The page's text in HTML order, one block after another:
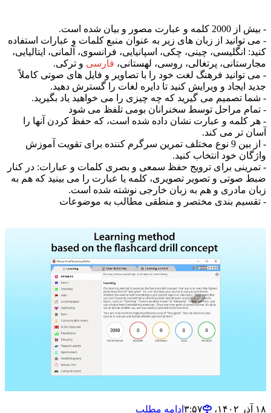
- بیش از 2000 کلمه و عبارت مصور و بیان شده است.
- می توانید از زبان های زیر به عنوان منبع کلمات و عبارات استفاده
کنید: انگلیسی، چینی، چکی، اسپانیایی، فرانسوی، آلمانی، ایتالیایی،
مجارستانی، پرتغالی، روسی، لهستانی، فارسی و ترکی.
- می توانید فرهنگ لغت خود را با تصاویر و فایل های صوتی کاملاً
جدید ایجاد و ویرایش کنید تا دایره لغات را گسترش دهید.
- شما تصمیم می گیرید که چه چیزی را می خواهید یاد بگیرید.
- تمام مراحل توسط سخنرانان بومی تلفظ می شود
- هر کلمه و عبارت نشان داده شده است، که حفظ کردن آنها را
آسان تر می کند.
- از بین 9 نوع مختلف تمرین سرگرم کننده برای تقویت آموزش
واژگان خود انتخاب کنید.
- تمرینی برای ترویج حفظ سمعی و بصری کلمات و عبارات: در کنار
ضبط صوتی و تصویر تصویری، کلمه یا عبارت را می بینید که هم به
زبان مادری و هم به زبان خارجی نوشته شده است.
- تقسیم بندی مختصر و منطقی مطالب به موضوعات
۱۸ آذر ۱۴۰۲،‏ ۳:۵۷
ادامه مطلب